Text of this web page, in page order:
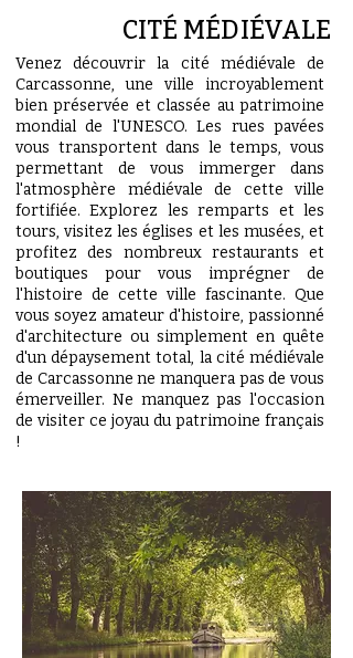
CITÉ MÉDIÉVALE
Venez découvrir la cité médiévale de
Carcassonne, une ville incroyablement
bien préservée et classée au patrimoine
mondial de l'UNESCO. Les rues pavées
vous transportent dans le temps, vous
permettant de vous immerger dans
l'atmosphère médiévale de cette ville
fortifiée. Explorez les remparts et les
tours, visitez les églises et les musées, et
profitez des nombreux restaurants et
boutiques pour vous imprégner de
l'histoire de cette ville fascinante. Que
vous soyez amateur d'histoire, passionné
d'architecture ou simplement en quête
d'un dépaysement total, la cité médiévale
de Carcassonne ne manquera pas de vous
émerveiller. Ne manquez pas l'occasion
de visiter ce joyau du patrimoine français
!